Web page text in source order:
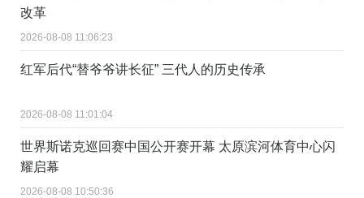
改革
2026-08-08 11:06:23
红军后代“替爷爷讲长征” 三代人的历史传承
2026-08-08 11:01:04
世界斯诺克巡回赛中国公开赛开幕 太原滨河体育中心闪
耀启幕
2026-08-08 10:50:36